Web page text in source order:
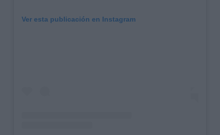
Ver esta publicación en Instagram